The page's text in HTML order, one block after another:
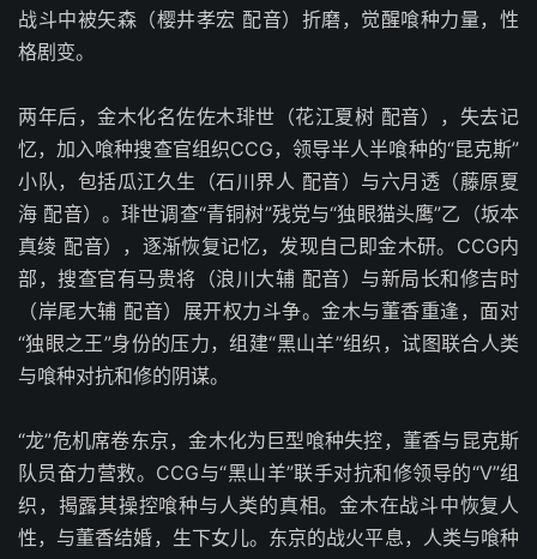
战斗中被矢森（樱井孝宏 配音）折磨，觉醒喰种力量，性
格剧变。
两年后，金木化名佐佐木琲世（花江夏树 配音），失去记
忆，加入喰种搜查官组织CCG，领导半人半喰种的“昆克斯”
小队，包括瓜江久生（石川界人 配音）与六月透（藤原夏
海 配音）。琲世调查“青铜树”残党与“独眼猫头鹰”乙（坂本
真绫 配音），逐渐恢复记忆，发现自己即金木研。CCG内
部，搜查官有马贵将（浪川大辅 配音）与新局长和修吉时
（岸尾大辅 配音）展开权力斗争。金木与董香重逢，面对
“独眼之王”身份的压力，组建“黑山羊”组织，试图联合人类
与喰种对抗和修的阴谋。
“龙”危机席卷东京，金木化为巨型喰种失控，董香与昆克斯
队员奋力营救。CCG与“黑山羊”联手对抗和修领导的“V”组
织，揭露其操控喰种与人类的真相。金木在战斗中恢复人
性，与董香结婚，生下女儿。东京的战火平息，人类与喰种